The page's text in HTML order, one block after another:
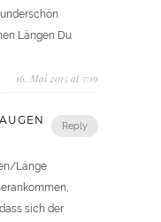
Längen Du
16. Mai 2015 at 7:19
Reply
Länge
sich der